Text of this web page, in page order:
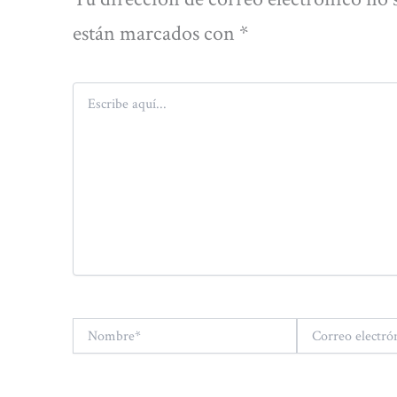
están marcados con *
Escribe
aquí...
electrónico*